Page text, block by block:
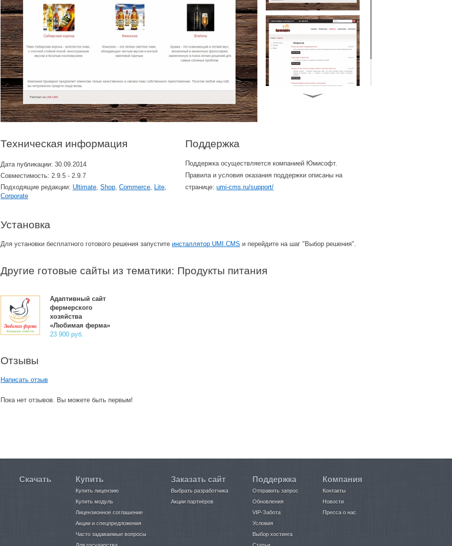
Техническая информация
Дата публикации: 30.09.2014
Совместимость: 2.9.5 - 2.9.7
Подходящие редакции: Ultimate, Shop, Commerce, Lite,
Corporate
Поддержка
Поддержка осуществляется компанией Юмисофт.
Правила и условия оказания поддержки описаны на
странице:umi-cms.ru/support/
Установка
Для установки бесплатного готового решения запустите инсталлятор UMI.CMS и перейдите на шаг "Выбор решения".
Другие готовые сайты из тематики: Продукты питания
Адаптивный сайт
фермерского
хозяйства
«Любимая ферма»
23 900 руб.
Отзывы
Написать отзыв
Пока нет отзывов. Вы можете быть первым!
Скачать Купить
Купить лицензию
Купить модуль
Лицензионное соглашение
Акции и спецпредложения
Часто задаваемые вопросы
Заказать сайт
Выбрать разработчика
Акции партнёров
Поддержка
Отправить запрос
Обновления
VIP-Забота
Условия
Выбор хостинга
Компания
Контакты
Новости
Пресса о нас